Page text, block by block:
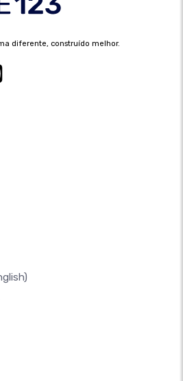
diferente, construído melhor.